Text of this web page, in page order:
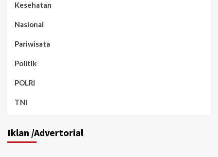
Kesehatan
Nasional
Pariwisata
Politik
POLRI
TNI
Iklan /Advertorial